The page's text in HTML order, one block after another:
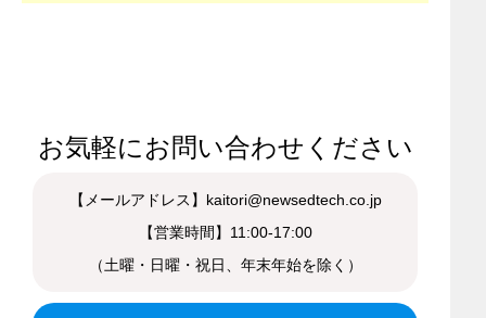
お気軽にお問い合わせください
【メールアドレス】kaitori@newsedtech.co.jp
【営業時間】11:00-17:00
（土曜・日曜・祝日、年末年始を除く）